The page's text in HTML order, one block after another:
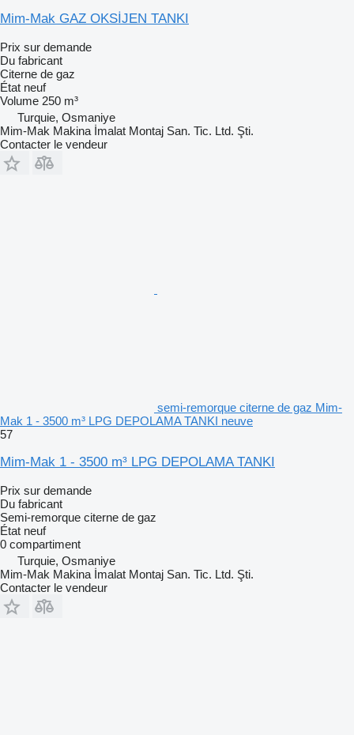
Mim-Mak GAZ OKSİJEN TANKI
Prix sur demande
Du fabricant
Citerne de gaz
État neuf
Volume 250 m³
Turquie, Osmaniye
Mim-Mak Makina İmalat Montaj San. Tic. Ltd. Şti.
Contacter le vendeur
semi-remorque citerne de gaz Mim-
Mak 1 - 3500 m³ LPG DEPOLAMA TANKI neuve
57
Mim-Mak 1 - 3500 m³ LPG DEPOLAMA TANKI
Prix sur demande
Du fabricant
Semi-remorque citerne de gaz
État neuf
0 compartiment
Turquie, Osmaniye
Mim-Mak Makina İmalat Montaj San. Tic. Ltd. Şti.
Contacter le vendeur